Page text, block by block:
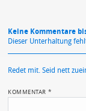
Keine Kommentare
Dieser Unterhaltung
Redet mit. Seid nett
KOMMENTAR*